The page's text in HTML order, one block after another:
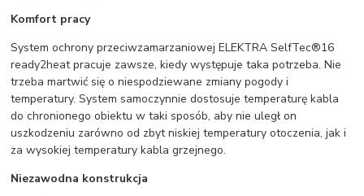
Komfort pracy
System ochrony przeciwzamarzaniowej ELEKTRA SelfTec®16
ready2heat pracuje zawsze, kiedy występuje taka potrzeba. Nie
trzeba martwić się o niespodziewane zmiany pogody i
temperatury. System samoczynnie dostosuje temperaturę kabla
do chronionego obiektu w taki sposób, aby nie uległ on
uszkodzeniu zarówno od zbyt niskiej temperatury otoczenia, jak i
za wysokiej temperatury kabla grzejnego.
Niezawodna konstrukcja